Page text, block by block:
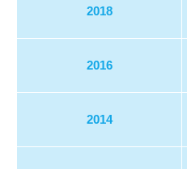
2018
2016
2014